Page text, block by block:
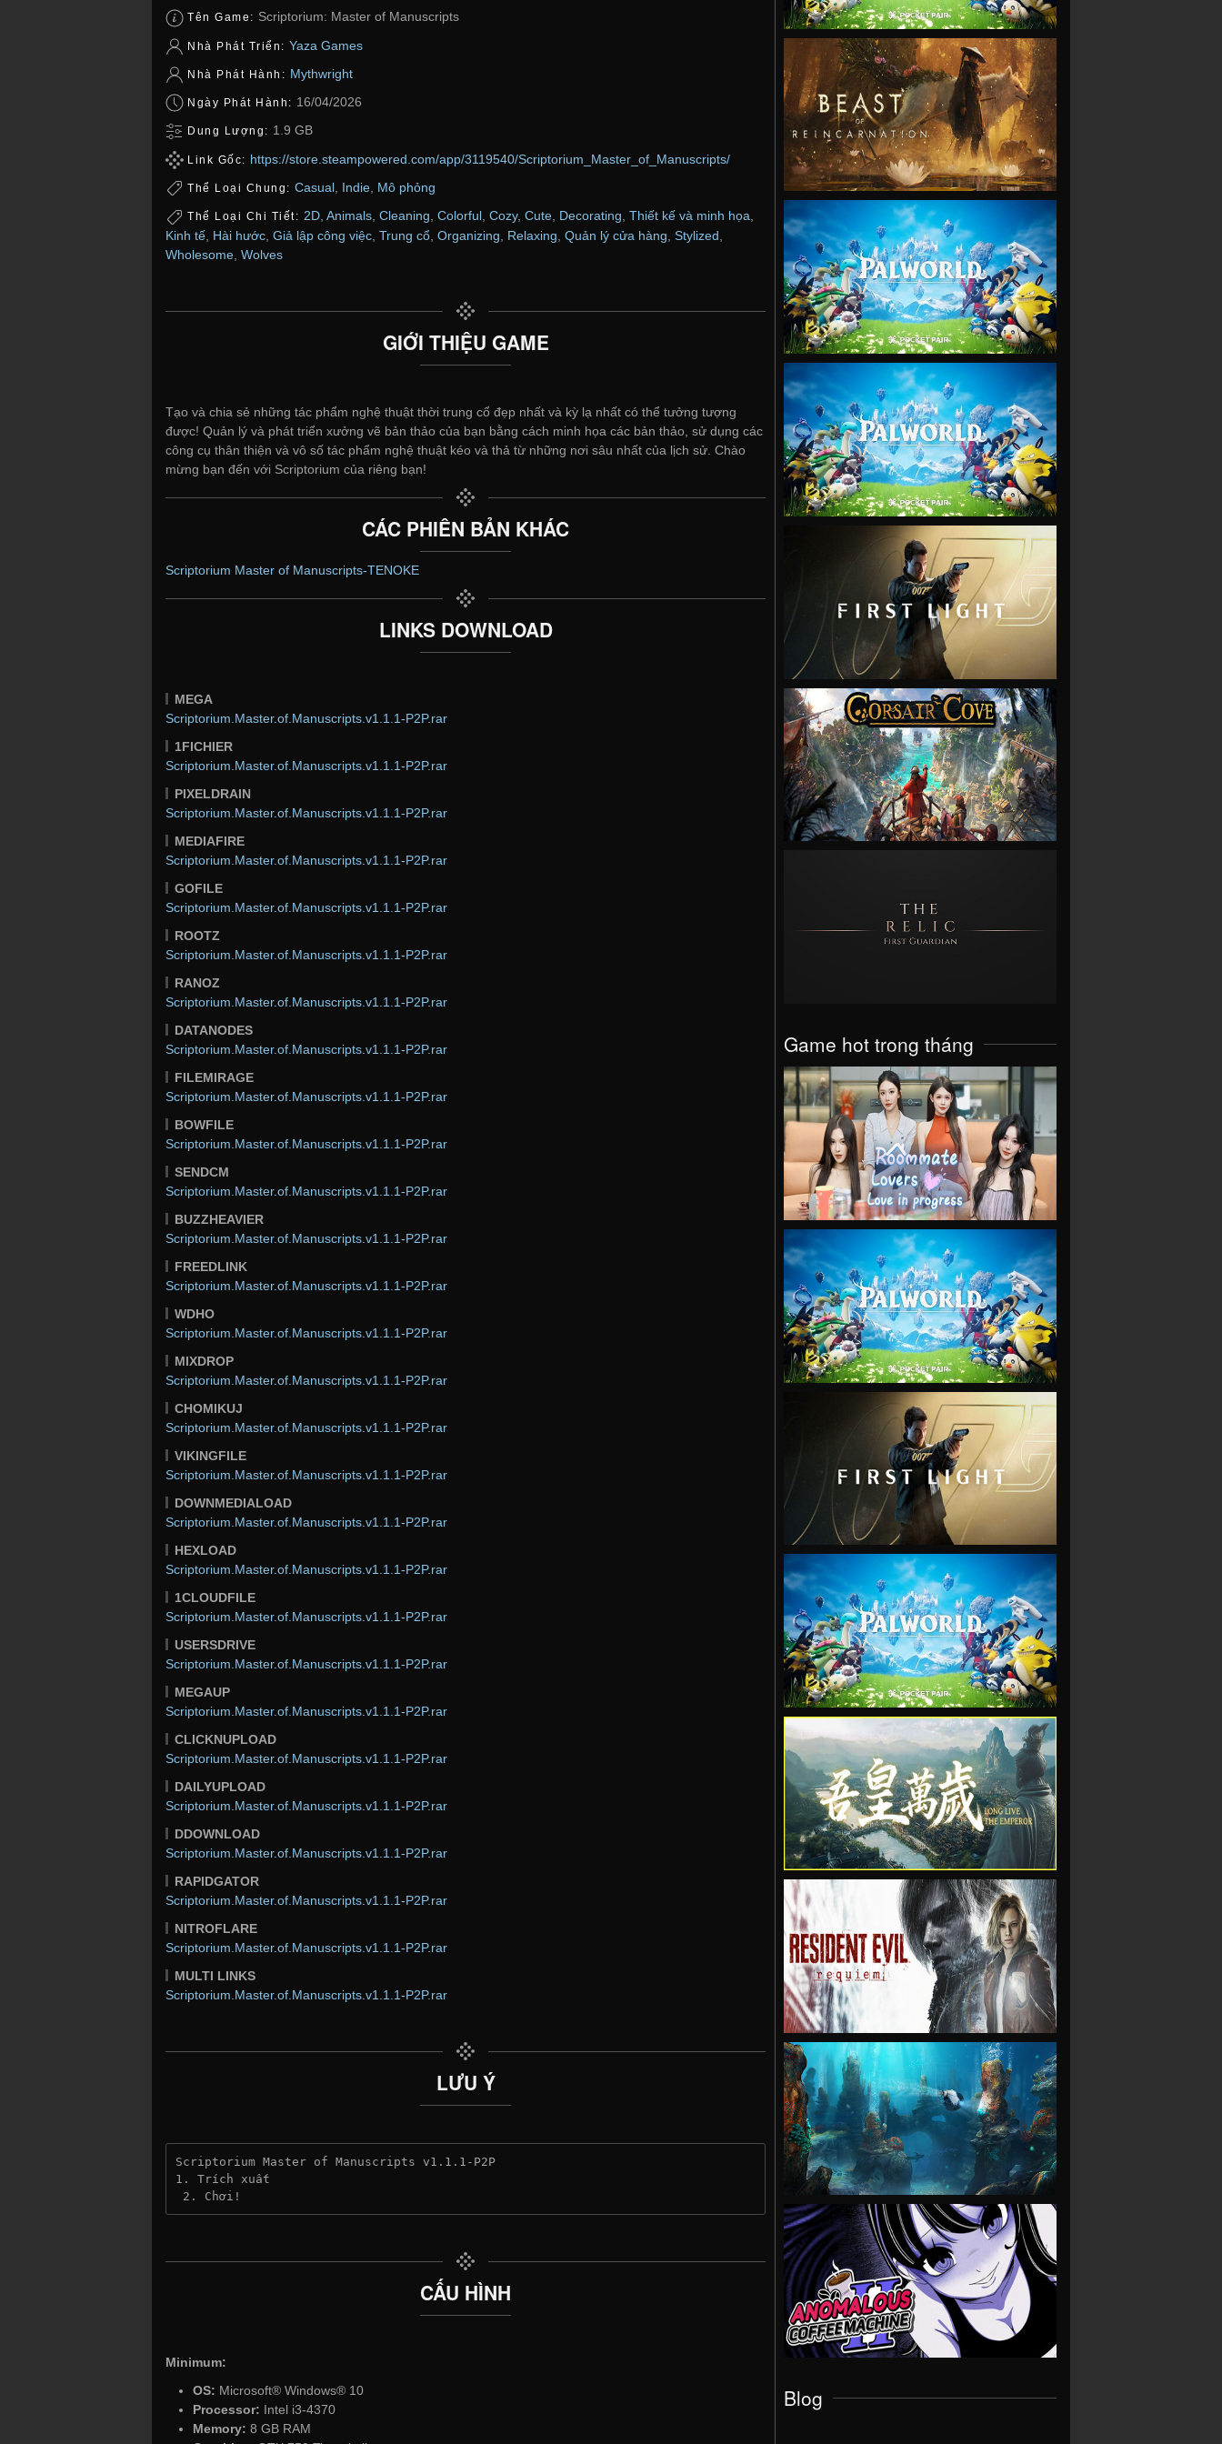
Tên Game: Scriptorium: Master of Manuscripts
Nhà Phát Triển: Yaza Games
Nhà Phát Hành: Mythwright
Ngày Phát Hành: 16/04/2026
Dung Lượng: 1.9 GB
Link Gốc: https://store.steampowered.com/app/3119540/Scriptorium_Master_of_Manuscripts/
Thể Loại Chung: Casual Indie Mô phỏng
Thể Loại Chi Tiết: 2D, Animals, Cleaning, Colorful, Cozy, Cute, Decorating, Thiết kế và minh họa,
Kinh tế Hài hước Giả lập công việc Trung cổ Organizing Relaxing Quản lý cửa hàng Stylized
Wholesome Wolves
GIỚI THIỆU GAME
Tạo và chia sẻ những tác phẩm nghệ thuật thời trung cổ đẹp nhất và kỳ lạ nhất có thể tưởng tượng
được! Quản lý và phát triển xưởng vẽ bản thảo của bạn bằng cách minh họa các bản thảo, sử dụng các
công cụ thân thiện và vô số tác phẩm nghệ thuật kéo và thả từ những nơi sâu nhất của lịch sử. Chào
mừng bạn đến với Scriptorium của riêng bạn!
CÁC PHIÊN BẢN KHÁC
Scriptorium Master of Manuscripts-TENOKE
LINKS DOWNLOAD
MEGA
Scriptorium.Master.of.Manuscripts.v1.1.1-P2P.rar
1FICHIER
Scriptorium.Master.of.Manuscripts.v1.1.1-P2P.rar
PIXELDRAIN
Scriptorium.Master.of.Manuscripts.v1.1.1-P2P.rar
MEDIAFIRE
Scriptorium.Master.of.Manuscripts.v1.1.1-P2P.rar
GOFILE
Scriptorium.Master.of.Manuscripts.v1.1.1-P2P.rar
ROOTZ
Scriptorium.Master.of.Manuscripts.v1.1.1-P2P.rar
RANOZ
Scriptorium.Master.of.Manuscripts.v1.1.1-P2P.rar
DATANODES
Scriptorium.Master.of.Manuscripts.v1.1.1-P2P.rar
FILEMIRAGE
Scriptorium.Master.of.Manuscripts.v1.1.1-P2P.rar
BOWFILE
Scriptorium.Master.of.Manuscripts.v1.1.1-P2P.rar
SENDCM
Scriptorium.Master.of.Manuscripts.v1.1.1-P2P.rar
BUZZHEAVIER
Scriptorium.Master.of.Manuscripts.v1.1.1-P2P.rar
FREEDLINK
Scriptorium.Master.of.Manuscripts.v1.1.1-P2P.rar
WDHO
Scriptorium.Master.of.Manuscripts.v1.1.1-P2P.rar
MIXDROP
Scriptorium.Master.of.Manuscripts.v1.1.1-P2P.rar
CHOMIKUJ
Scriptorium.Master.of.Manuscripts.v1.1.1-P2P.rar
VIKINGFILE
Scriptorium.Master.of.Manuscripts.v1.1.1-P2P.rar
DOWNMEDIALOAD
Scriptorium.Master.of.Manuscripts.v1.1.1-P2P.rar
HEXLOAD
Scriptorium.Master.of.Manuscripts.v1.1.1-P2P.rar
1CLOUDFILE
Scriptorium.Master.of.Manuscripts.v1.1.1-P2P.rar
USERSDRIVE
Scriptorium.Master.of.Manuscripts.v1.1.1-P2P.rar
MEGAUP
Scriptorium.Master.of.Manuscripts.v1.1.1-P2P.rar
CLICKNUPLOAD
Scriptorium.Master.of.Manuscripts.v1.1.1-P2P.rar
DAILYUPLOAD
Scriptorium.Master.of.Manuscripts.v1.1.1-P2P.rar
DDOWNLOAD
Scriptorium.Master.of.Manuscripts.v1.1.1-P2P.rar
RAPIDGATOR
Scriptorium.Master.of.Manuscripts.v1.1.1-P2P.rar
NITROFLARE
Scriptorium.Master.of.Manuscripts.v1.1.1-P2P.rar
MULTI LINKS
Scriptorium.Master.of.Manuscripts.v1.1.1-P2P.rar
LƯU Ý
Scriptorium Master of Manuscripts v1.1.1-P2P
1. Trích xuất
2. Chơi!
CẤU HÌNH
Minimum:
OS: Microsoft® Windows® 10
Processor: Intel i3-4370
Memory: 8 GB RAM
VIEW
VIEW
VIEW
VIEW
VIEW
VIEW
Game hot trong tháng
VIEW
VIEW
VIEW
VIEW
VIEW
VIEW
VIEW
VIEW
Blog